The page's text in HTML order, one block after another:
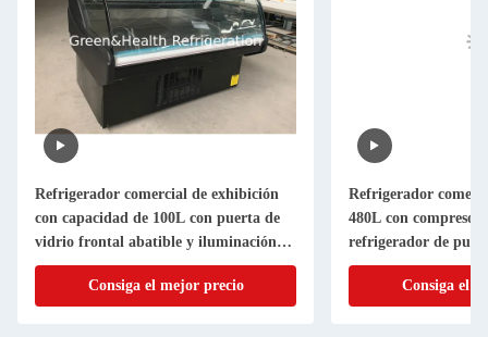
Refrigerador comercial de exhibición
con capacidad de 100L con puerta de
vidrio frontal abatible y iluminación
LED 6500K
Consiga el mejor precio
Refrigerador
480L con compresor
refrigerador de
control de
Consiga el